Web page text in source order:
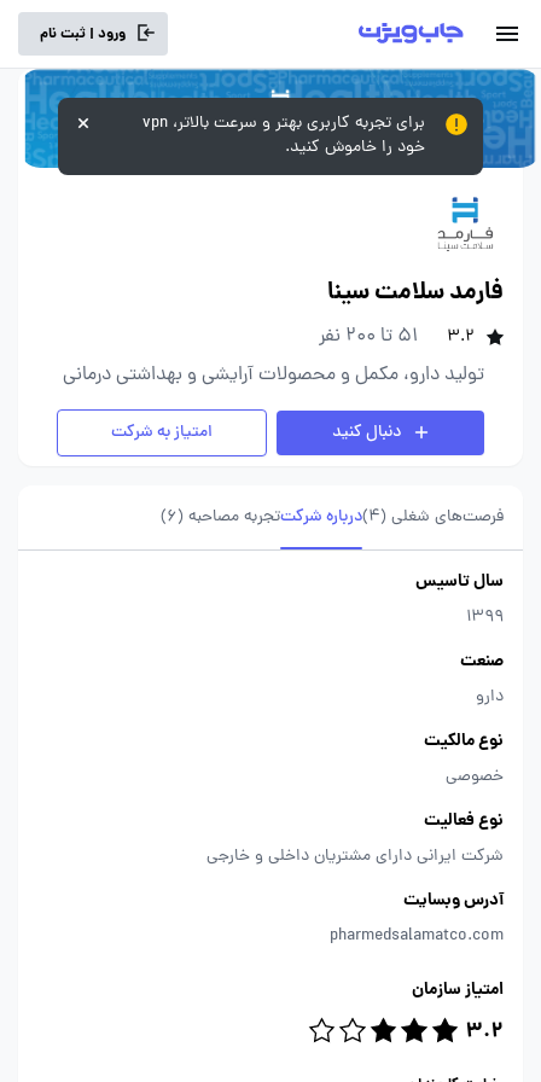
ورود | ثبت نام
فارمد سلامت سینا
3.2
51 تا 200 نفر
تولید دارو، مکمل و محصولات آرایشی و بهداشتی درمانی
دنبال کنید امتیاز به شرکت
فرصت‌های شغلی (4) درباره شرکتتجربه مصاحبه (6)
سال تاسیس
1399
صنعت
دارو
نوع مالکیت
خصوصی
نوع فعالیت
شرکت ایرانی دارای مشتریان داخلی و خارجی
آدرس وبسایت
pharmedsalamatco.com
امتیاز سازمان
3.2
برای تجربه کاربری بهتر و سرعت بالاتر، vpn
خود را خاموش کنید.